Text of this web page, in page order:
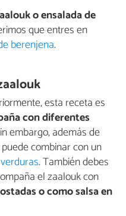
o ensalada de
que entres en
berenjena.
esta receta es
con diferentes
embargo, además de
combinar con un
. También debes
el zaalouk con
o como salsa en